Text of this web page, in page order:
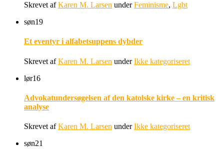
Skrevet afKaren M. Larsen underFeminisme, Lgbt
søn19
Et eventyr i alfabetsuppens dybder
Skrevet afKaren M. Larsen underIkke kategoriseret
lør16
Advokatundersøgelsen af den katolske kirke – en kritisk
analyse
Skrevet afKaren M. Larsen underIkke kategoriseret
søn21